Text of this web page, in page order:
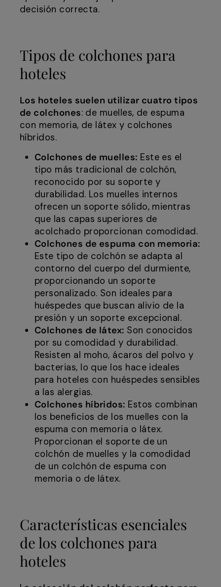
decisión correcta.
Tipos de colchones para
hoteles
Los hoteles suelen utilizar cuatro tipos
de colchones: de muelles, de espuma
con memoria, de látex y colchones
híbridos.
Colchones de muelles: Este es el
tipo más tradicional de colchón,
reconocido por su soporte y
durabilidad. Los muelles internos
ofrecen un soporte sólido, mientras
que las capas superiores de
acolchado proporcionan comodidad.
Colchones de espuma con memoria:
Este tipo de colchón se adapta al
contorno del cuerpo del durmiente,
proporcionando un soporte
personalizado. Son ideales para
huéspedes que buscan alivio de la
presión y un soporte excepcional.
Colchones de látex: Son conocidos
por su comodidad y durabilidad.
Resisten al moho, ácaros del polvo y
bacterias, lo que los hace ideales
para hoteles con huéspedes sensibles
a las alergias.
Colchones híbridos: Estos combinan
los beneficios de los muelles con la
espuma con memoria o látex.
Proporcionan el soporte de un
colchón de muelles y la comodidad
de un colchón de espuma con
memoria o de látex.
Características esenciales
de los colchones para
hoteles